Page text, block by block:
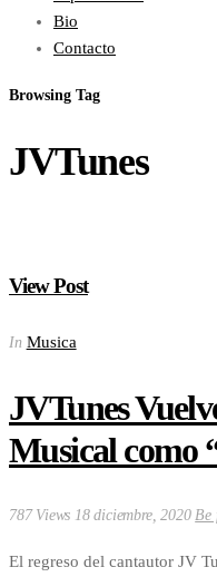
Bio
Contacto
Browsing Tag
JVTunes
View Post
In Musica
JVTunes
Musical como
787 Views 18 diciembre, 2020 Be
El regreso del cantautor JV